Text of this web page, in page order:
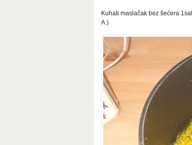
Kuhati maslačak bez šećera
A.)